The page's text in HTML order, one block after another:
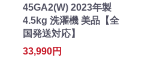
45GA2(W) 2023年製
4.5kg 洗濯機 美品【全
国発送対応】
33,990円